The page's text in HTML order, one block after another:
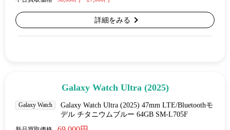
詳細をみる
Galaxy Watch Ultra (2025)
Galaxy Watch
Galaxy Watch Ultra (2025) 47mm LTE/Bluetoothモ
デル チタニウムブルー 64GB SM-L705F